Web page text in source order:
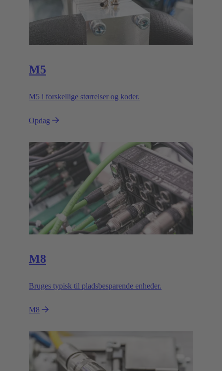
M5
M5 i forskellige størrelser og koder.
Opdag
M8
Bruges typisk til pladsbesparende enheder.
M8